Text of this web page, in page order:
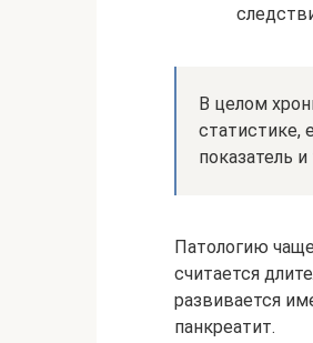
В целом
статистике,
показатель
Патологию
считается
развивается
панкреатит.